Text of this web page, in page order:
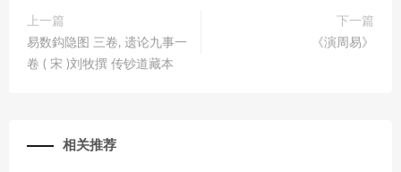
上一篇
易数鈎隐图 三卷, 遗论九事一
卷 ( 宋 )刘牧撰 传钞道藏本
下一篇
《演周易》
相关推荐